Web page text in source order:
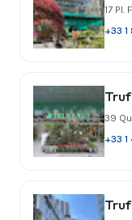
17 Pl.
+33
39
+33 1